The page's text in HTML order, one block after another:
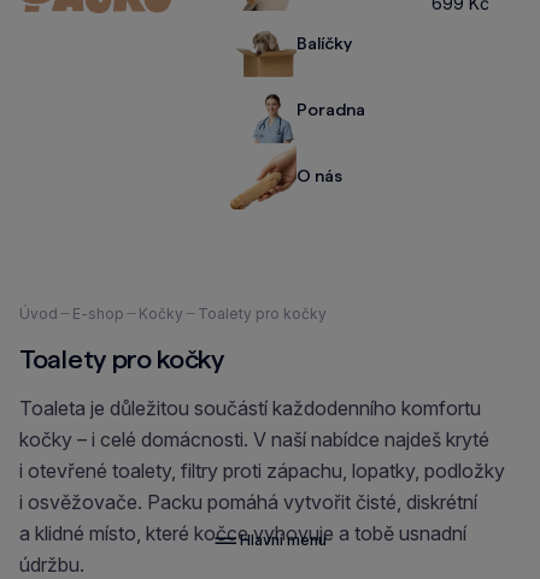
Balíčky
Poradna
O nás
Hlavní menu
Nacházíte
zde:
Úvod E-shop Kočky Toalety pro kočky
Toalety pro kočky
Toaleta je důležitou součástí každodenního komfortu
kočky – i celé domácnosti. V naší nabídce najdeš kryté
i otevřené toalety, filtry proti zápachu, lopatky, podložky
i osvěžovače. Packu pomáhá vytvořit čisté, diskrétní
a klidné místo, které kočce vyhovuje a tobě usnadní
údržbu.